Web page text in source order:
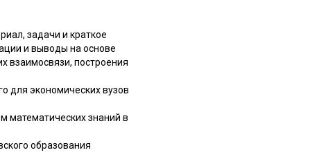
задачи и краткое
и выводы на основе
взаимосвязи, построения
для экономических вузов
математических знаний в
образования